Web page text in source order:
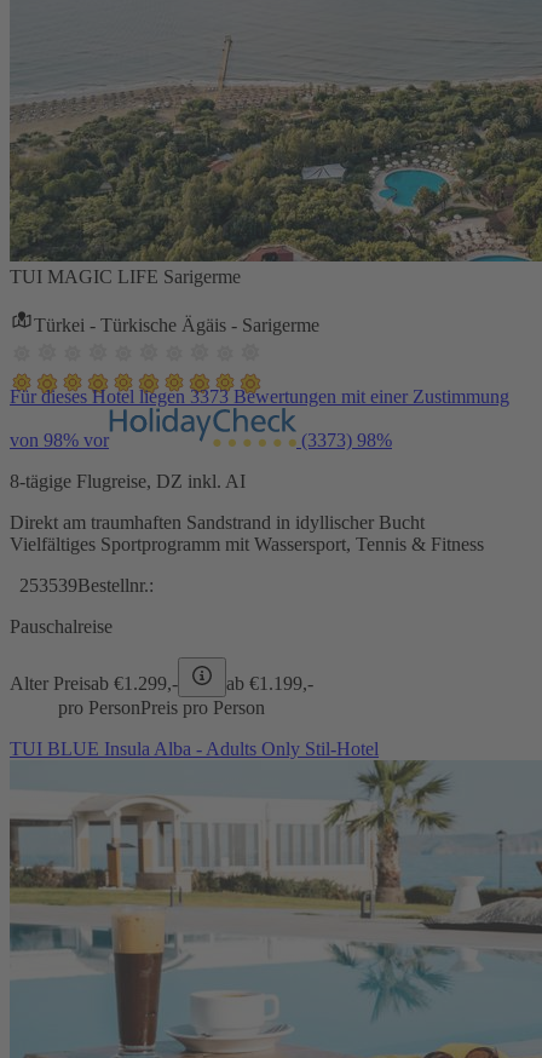
TUI MAGIC LIFE Sarigerme
Türkei - Türkische Ägäis - Sarigerme
Für dieses Hotel liegen 3373 Bewertungen mit einer Zustimmung
von 98% vor (3373) 98%
8-tägige Flugreise, DZ inkl. AI
Direkt am traumhaften Sandstrand in idyllischer Bucht
Vielfältiges Sportprogramm mit Wassersport, Tennis & Fitness
253539Bestellnr.:
Pauschalreise
Alter Preisab €1.299,- ab €1.199,-
pro PersonPreis pro Person
TUI BLUE Insula Alba - Adults Only Stil-Hotel